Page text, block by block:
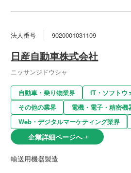
法人番号 9020001031109
日産自動車株式会社
ニッサンジドウシャ
自動車・乗り物業界
IT・ソフトウ
その他の業界
電機・電子・精密機
Web・デジタルマーケティング業界
企業詳細ページへarrow_right_alt
輸送用機器製造